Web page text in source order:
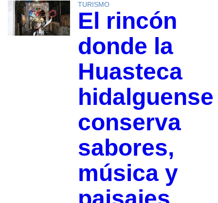
TURISMO
El rincón
donde la
Huasteca
hidalguense
conserva
sabores,
música y